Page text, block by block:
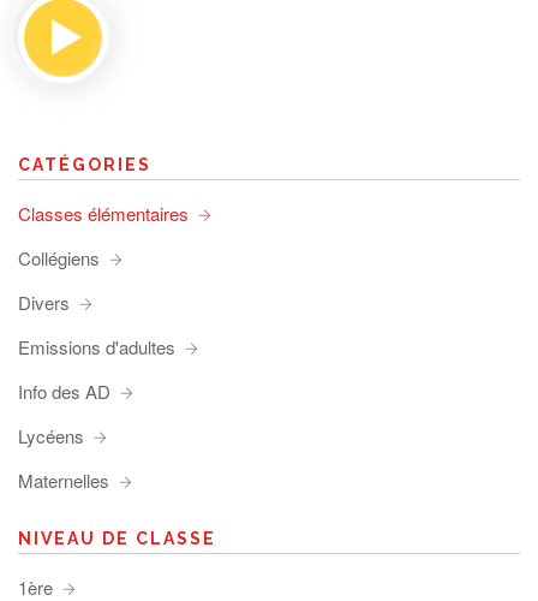
CATÉGORIES
Classes élémentaires
Collégiens
Divers
Emissions d'adultes
Info des AD
Lycéens
Maternelles
NIVEAU DE CLASSE
1ère